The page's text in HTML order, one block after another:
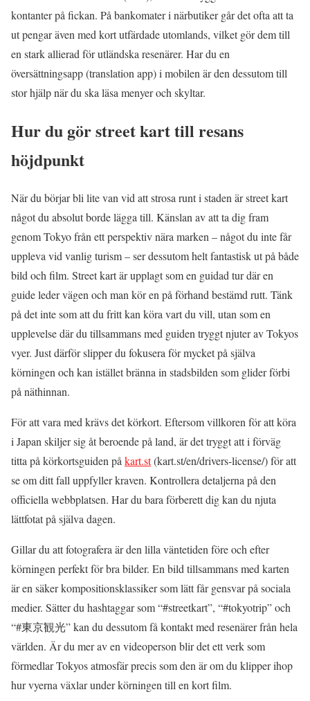
kontanter på fickan. På bankomater i närbutiker går det ofta att ta
ut pengar även med kort utfärdade utomlands, vilket gör dem till
en stark allierad för utländska resenärer. Har du en
översättningsapp (translation app) i mobilen är den dessutom till
stor hjälp när du ska läsa menyer och skyltar.
Hur du gör street kart till resans
höjdpunkt
När du börjar bli lite van vid att strosa runt i staden är street kart
något du absolut borde lägga till. Känslan av att ta dig fram
genom Tokyo från ett perspektiv nära marken – något du inte får
uppleva vid vanlig turism – ser dessutom helt fantastisk ut på både
bild och film. Street kart är upplagt som en guidad tur där en
guide leder vägen och man kör en på förhand bestämd rutt. Tänk
på det inte som att du fritt kan köra vart du vill, utan som en
upplevelse där du tillsammans med guiden tryggt njuter av Tokyos
vyer. Just därför slipper du fokusera för mycket på själva
körningen och kan istället bränna in stadsbilden som glider förbi
på näthinnan.
För att vara med krävs det körkort. Eftersom villkoren för att köra
i Japan skiljer sig åt beroende på land, är det tryggt att i förväg
titta på körkortsguiden påkart.st(kart.st/en/drivers-license/) för att
se om ditt fall uppfyller kraven. Kontrollera detaljerna på den
officiella webbplatsen. Har du bara förberett dig kan du njuta
lättfotat på själva dagen.
Gillar du att fotografera är den lilla väntetiden före och efter
körningen perfekt för bra bilder. En bild tillsammans med karten
är en säker kompositionsklassiker som lätt får gensvar på sociala
medier. Sätter du hashtaggar som “#streetkart”, “#tokyotrip” och
“#東京観光” kan du dessutom få kontakt med resenärer från hela
världen. Är du mer av en videoperson blir det ett verk som
förmedlar Tokyos atmosfär precis som den är om du klipper ihop
hur vyerna växlar under körningen till en kort film.